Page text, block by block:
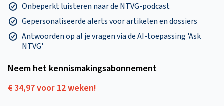
Onbeperkt luisteren naar de NTVG-podcast
Gepersonaliseerde alerts voor artikelen en dossiers
Antwoorden op al je vragen via de AI-toepassing 'Ask
NTVG'
Neem het kennismakings­abonnement
€ 34,97 voor 12 weken!